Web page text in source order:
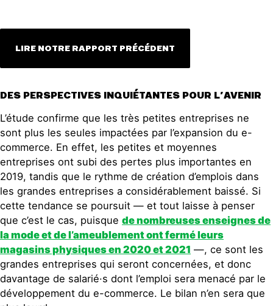
LIRE NOTRE RAPPORT PRÉCÉDENT
DES PERSPECTIVES INQUIÉTANTES POUR L’AVENIR
L’étude confirme que les très petites entreprises ne
sont plus les seules impactées par l’expansion du e-
commerce. En effet, les petites et moyennes
entreprises ont subi des pertes plus importantes en
2019, tandis que le rythme de création d’emplois dans
les grandes entreprises a considérablement baissé. Si
cette tendance se poursuit — et tout laisse à penser
que c’est le cas, puisque de nombreuses enseignes de
la mode et de l’ameublement ont fermé leurs
magasins physiques en 2020 et 2021 —, ce sont les
grandes entreprises qui seront concernées, et donc
davantage de salarié·s dont l’emploi sera menacé par le
développement du e-commerce. Le bilan n’en sera que